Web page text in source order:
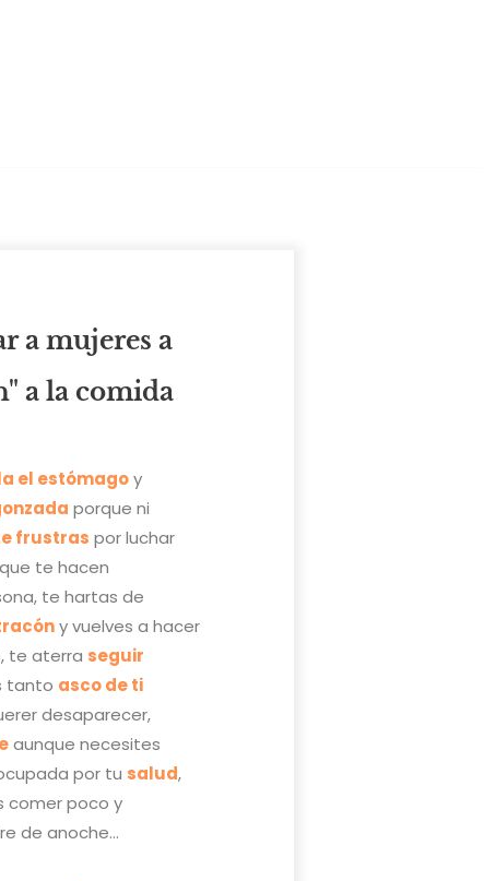
a mujeres a
a la comida
el estómagoy
porque ni
frustras por luchar
te hacen
te hartas de
y vuelves a hacer
te aterra seguir
tanto asco de ti
desaparecer,
aunque necesites
por tu salud,
comer poco y
de anoche…